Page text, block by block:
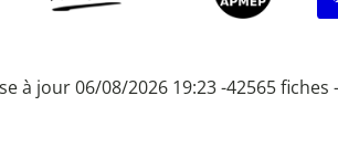
à jour 06/08/2026 19:23 -42565 fiches -